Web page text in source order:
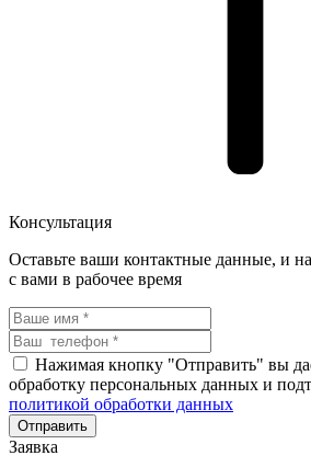
Консультация
Оставьте ваши контактные данные, и
с вами в рабочее время
Нажимая кнопку "Отправить" вы
обработку персональных данных и
политикой обработки данных
Заявка